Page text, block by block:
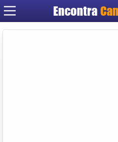
Encontra